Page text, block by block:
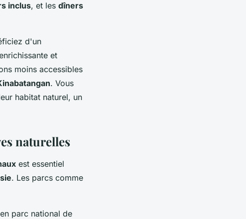
inclus, et les dîners
d'un
et
moins accessibles
. Vous
habitat naturel, un
naturelles
est essentiel
. Les parcs comme
parc national de